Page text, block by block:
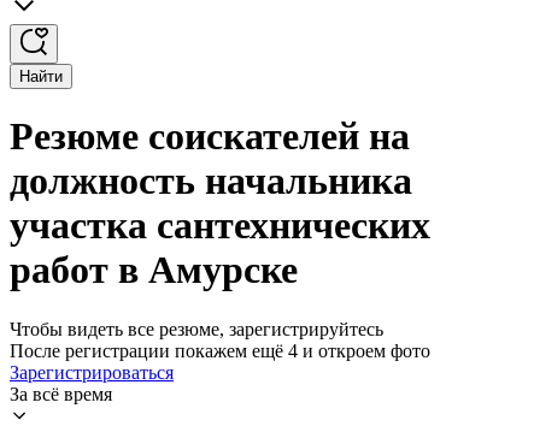
Найти
Резюме соискателей на
должность начальника
участка сантехнических
работ в Амурске
Чтобы видеть все резюме, зарегистрируйтесь
После регистрации покажем ещё 4 и откроем фото
Зарегистрироваться
За всё время